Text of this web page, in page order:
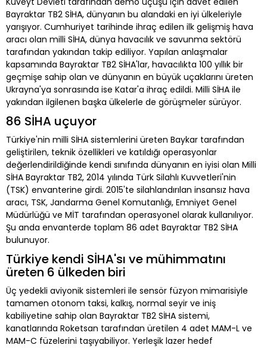
Bayraktar TB2 SİHA, dünyanın bu alandaki en iyi ülkeleriyle
yarışıyor. Cumhuriyet tarihinde ihraç edilen ilk gelişmiş hava
aracı olan milli SİHA, dünya havacılık ve savunma sektörü
tarafından yakından takip ediliyor. Yapılan anlaşmalar
kapsamında Bayraktar TB2 SİHA'lar, havacılıkta 100 yıllık bir
geçmişe sahip olan ve dünyanın en büyük uçaklarını üreten
Ukrayna'ya sonrasında ise Katar'a ihraç edildi. Milli SİHA ile
yakından ilgilenen başka ülkelerle de görüşmeler sürüyor.
86 SİHA uçuyor
Türkiye'nin milli SİHA sistemlerini üreten Baykar tarafından
geliştirilen, teknik özellikleri ve katıldığı operasyonlar
değerlendirildiğinde kendi sınıfında dünyanın en iyisi olan Milli
SİHA Bayraktar TB2, 2014 yılında Türk Silahlı Kuvvetleri'nin
(TSK) envanterine girdi. 2015'te silahlandırılan insansız hava
aracı, TSK, Jandarma Genel Komutanlığı, Emniyet Genel
Müdürlüğü ve MİT tarafından operasyonel olarak kullanılıyor.
Şu anda envanterde toplam 86 adet Bayraktar TB2 SİHA
bulunuyor.
Türkiye kendi SİHA'sı ve mühimmatını
üreten 6 ülkeden biri
Üç yedekli aviyonik sistemleri ile sensör füzyon mimarisiyle
tamamen otonom taksi, kalkış, normal seyir ve iniş
kabiliyetine sahip olan Bayraktar TB2 SİHA sistemi,
kanatlarında Roketsan tarafından üretilen 4 adet MAM-L ve
MAM-C füzelerini taşıyabiliyor. Yerleşik lazer hedef